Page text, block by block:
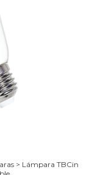
> Lámpara TBCin